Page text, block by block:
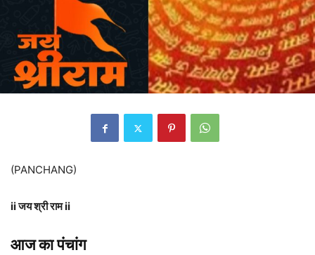
(PANCHANG)
ii जय श्री राम ii
आज का पंचांग